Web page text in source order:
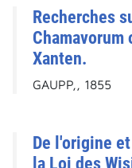
Recherches
Xanten.
GAUPP,, 1855
De l'origine
la Loi des